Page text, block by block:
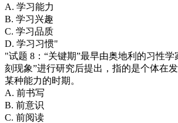
A. 学习能力
B. 学习兴趣
C. 学习品质
D. 学习习惯"
"试题 8：“关键期”最早由奥地利的习性学
刻现象”进行研究后提出，指的是个体在
某种能力的时期。
A. 前书写
B. 前意识
C. 前阅读